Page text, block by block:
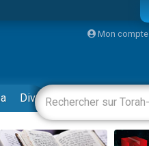
insalubre
Mon compte
Divertissements Livres